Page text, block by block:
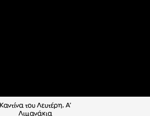
Καντίνα του Λευτέρη, A’
Λιμανάκια